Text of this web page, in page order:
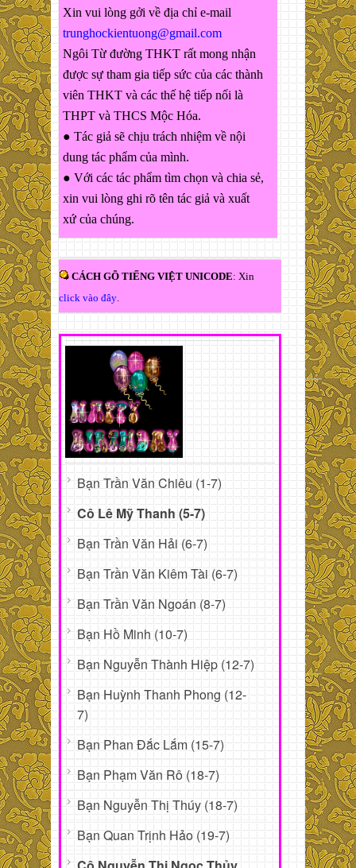
Xin vui lòng gởi về địa chỉ e-mail
trunghockientuong@gmail.com
Ngôi Từ đường THKT rất mong nhận
được sự tham gia tiếp sức của các thành
viên THKT và các thế hệ tiếp nối là
THPT và THCS Mộc Hóa.
● Tác giả sẽ chịu trách nhiệm về nội
dung tác phẩm của mình.
● Với các tác phẩm tìm chọn và chia sẻ,
xin vui lòng ghi rõ tên tác giả và xuất
xứ của chúng.
CÁCH GÕ TIẾNG VIỆT UNICODE: Xin
click vào đây.
Bạn Trần Văn Chiêu (1-7)
Cô Lê Mỹ Thanh (5-7)
Bạn Trần Văn Hải (6-7)
Bạn Trần Văn Kiêm Tài (6-7)
Bạn Trần Văn Ngoán (8-7)
Bạn Hồ Minh (10-7)
Bạn Nguyễn Thành Hiệp (12-7)
Bạn Huỳnh Thanh Phong (12-
7)
Bạn Phan Đắc Lắm (15-7)
Bạn Phạm Văn Rô (18-7)
Bạn Nguyễn Thị Thúy (18-7)
Bạn Quan Trịnh Hảo (19-7)